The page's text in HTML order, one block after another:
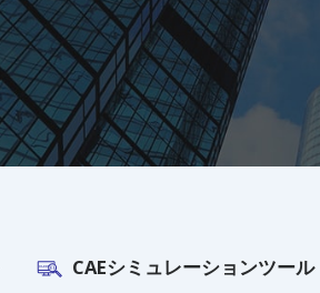
CAEシミュレーションツール